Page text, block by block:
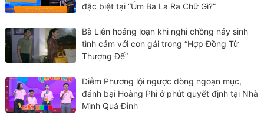
đặc biệt tại “Úm Ba La Ra Chữ Gì?”
Bà Liên hoảng loạn khi nghi chồng nảy sinh
tình cảm với con gái trong “Hợp Đồng Từ
Thượng Đế”
Diễm Phương lội ngược dòng ngoạn mục,
đánh bại Hoàng Phi ở phút quyết định tại Nhà
Mình Quá Đỉnh